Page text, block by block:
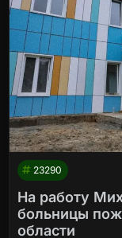
23290
На работу
больницы
области